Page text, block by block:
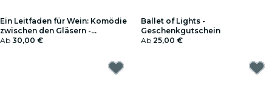
Ein Leitfaden für Wein: Komödie
zwischen den Gläsern -
Geschenkgutschein
Ab 30,00 €
Ballet of Lights -
Geschenkgutschein
Ab 25,00 €